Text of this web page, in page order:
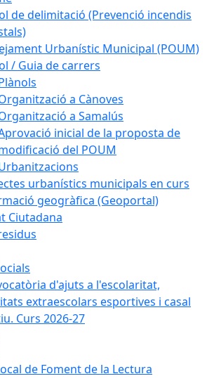
de delimitació (Prevenció incendis
Urbanístic Municipal (POUM)
/ Guia de carrers
a Cànoves
a Samalús
inicial de la proposta de
del POUM
urbanístics municipals en curs
geogràfica (Geoportal)
Ciutadana
d'ajuts a l'escolaritat,
extraescolars esportives i casal
Curs 2026-27
de Foment de la Lectura